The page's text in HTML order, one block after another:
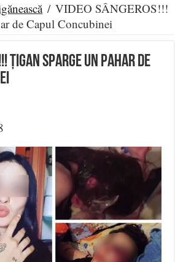
/ VIDEO SÂNGEROS!!!
de Capul Concubinei
Țigan Sparge un Pahar de